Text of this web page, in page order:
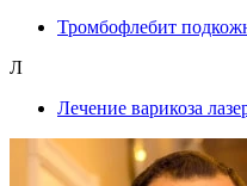
Тромбофлебит
Л
Лечение варикоза